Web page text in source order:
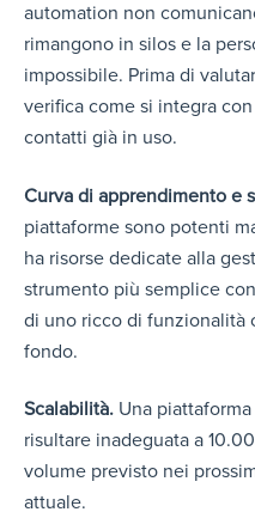
automation non
rimangono in silos e la
impossibile. Prima di
verifica come si integra
contatti già in uso.
Curva di apprendimento e
piattaforme sono potenti
ha risorse dedicate alla
strumento più semplice
di uno ricco di funzionalità
fondo.
Scalabilità. Una
risultare inadeguata a
volume previsto nei
attuale.